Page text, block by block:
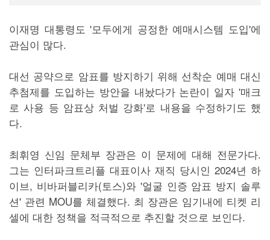
이재명 대통령도 '모두에게 공정한 예매시스템 도입'에
관심이 많다.
대선 공약으로 암표를 방지하기 위해 선착순 예매 대신
추첨제를 도입하는 방안을 내놨다가 논란이 일자 '매크
로 사용 등 암표상 처벌 강화'로 내용을 수정하기도 했
다.
최휘영 신임 문체부 장관은 이 문제에 대해 전문가다.
그는 인터파크트리플 대표이사 재직 당시인 2024년 하
이브, 비바퍼블리카(토스)와 '얼굴 인증 암표 방지 솔루
션' 관련 MOU를 체결했다. 최 장관은 임기내에 티켓 리
셀에 대한 정책을 적극적으로 추진할 것으로 보인다.